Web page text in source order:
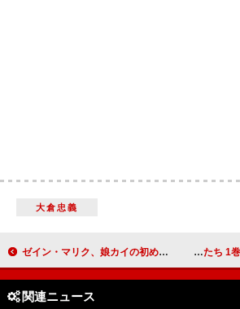
大倉忠義
ゼイン・マリク、娘カイの初めての乳歯に贈った驚きの金額を明かす
関連ニュース